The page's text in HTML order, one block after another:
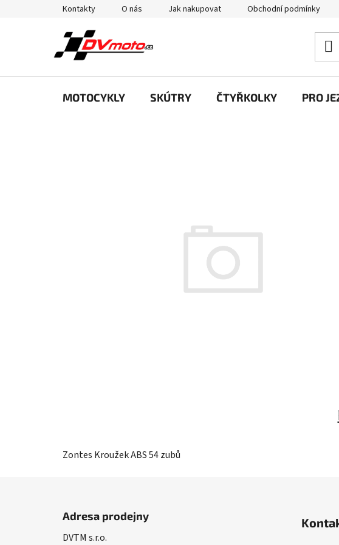
Kontakty O nás Jak nakupovat Obchodní podmínky
MOTOCYKLY SKÚTRY ČTYŘKOLKY PRO
Zontes Kroužek ABS 54 zubů
Adresa prodejny
DVTM s.r.o.